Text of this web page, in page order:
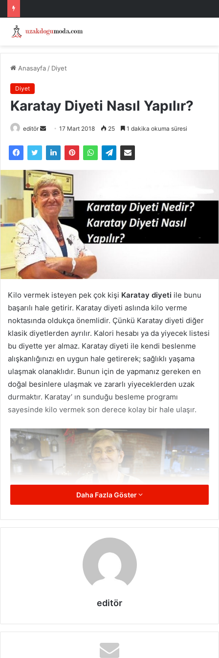
Anasayfa / Diyet
Diyet
Karatay Diyeti Nasıl Yapılır?
editör
Bir
posta
17 Mart 2018 25 1 dakika okuma süresi
Kilo vermek isteyen pek çok kişi Karatay diyeti ile bunu
başarılı hale getirir. Karatay diyeti aslında kilo verme
noktasında oldukça önemlidir. Çünkü Karatay diyeti diğer
klasik diyetlerden ayrılır. Kalori hesabı ya da yiyecek listesi
bu diyette yer almaz. Karatay diyeti ile kendi beslenme
alışkanlığınızı en uygun hale getirerek; sağlıklı yaşama
ulaşmak olanaklıdır. Bunun için de yapmanız gereken en
doğal besinlere ulaşmak ve zararlı yiyeceklerden uzak
durmaktır. Karatay’ ın sunduğu besleme programı
sayesinde kilo vermek son derece kolay bir hale ulaşır.
Karatay diyeti sağlıklı yaşamı tüm insanlara sunmaya
çalışır. Asla aç kalmadan sağlıklı beslenmenin olanaklı
Daha Fazla Göster
editör